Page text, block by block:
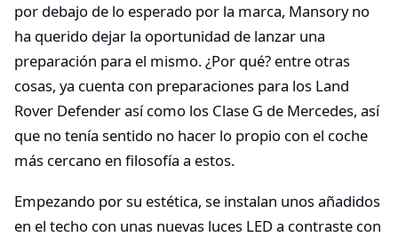
por debajo de lo esperado por la marca, Mansory no
ha querido dejar la oportunidad de lanzar una
preparación para el mismo. ¿Por qué? entre otras
cosas, ya cuenta con preparaciones para los Land
Rover Defender así como los Clase G de Mercedes, así
que no tenía sentido no hacer lo propio con el coche
más cercano en filosofía a estos.
Empezando por su estética, se instalan unos añadidos
en el techo con unas nuevas luces LED a contraste con